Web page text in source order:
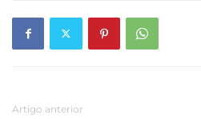
Artigo anterior